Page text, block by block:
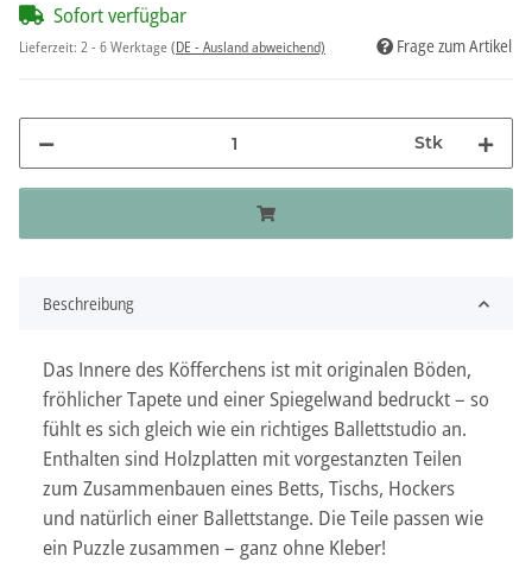
Sofort verfügbar
Lieferzeit: 2 - 6 Werktage(DE - Ausland abweichend) Frage zum Artikel
Stk
Beschreibung
Das Innere des Köfferchens ist mit originalen Böden,
fröhlicher Tapete und einer Spiegelwand bedruckt – so
fühlt es sich gleich wie ein richtiges Ballettstudio an.
Enthalten sind Holzplatten mit vorgestanzten Teilen
zum Zusammenbauen eines Betts, Tischs, Hockers
und natürlich einer Ballettstange. Die Teile passen wie
ein Puzzle zusammen – ganz ohne Kleber!